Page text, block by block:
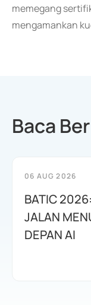
memegang
mengamankan
Baca
06 AUG 2026
BATIC
JALAN
DEPAN AI